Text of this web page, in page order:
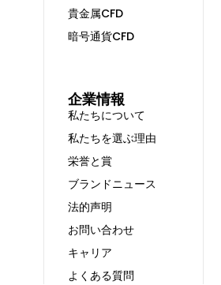
貴金属CFD
暗号通貨CFD
企業情報
私たちについて
私たちを選ぶ理由
栄誉と賞
ブランドニュース
法的声明
お問い合わせ
キャリア
よくある質問